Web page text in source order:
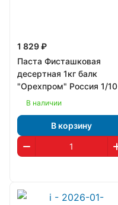
1 829 ₽
Паста Фисташковая
десертная 1кг балк
"Орехпром" Россия 1/10
В наличии
В корзину